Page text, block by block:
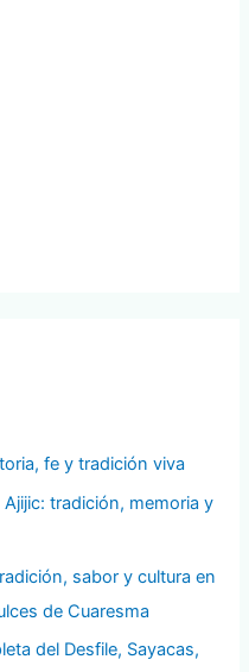
fe y tradición viva
tradición, memoria y
sabor y cultura en
de Cuaresma
del Desfile, Sayacas,